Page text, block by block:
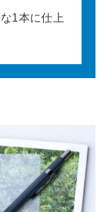
1本に仕上